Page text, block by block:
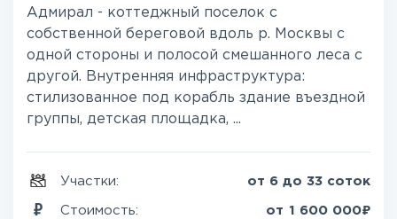
Адмирал - коттеджный поселок с
собственной береговой вдоль р. Москвы с
одной стороны и полосой смешанного леса с
другой. Внутренняя инфраструктура:
стилизованное под корабль здание въездной
группы, детская площадка, ...
Участки: от 6 до 33 соток
Стоимость: от 1 600 000₽